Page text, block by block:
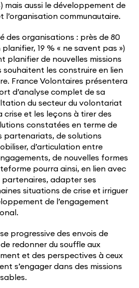
mais aussi le développement de
l’organisation communautaire.
des organisations : près de 80
19 % « ne savent pas »)
planifier de nouvelles missions
souhaitent les construire en lien
France Volontaires présentera
d’analyse complet de sa
du secteur du volontariat
crise et les leçons à tirer des
constatées en terme de
partenariats, de solutions
d’articulation entre
de nouvelles formes
pourra ainsi, en lien avec
partenaires, adapter ses
situations de crise et irriguer
de l’engagement
progressive des envois de
redonner du souffle aux
et des perspectives à ceux
s’engager dans des missions